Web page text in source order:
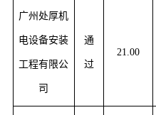
广州处厚机
电设备安装
工程有限公
司
通
过
21.00